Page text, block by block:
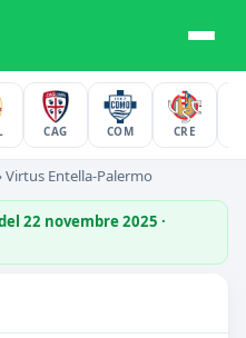
CAG COM CRE
Virtus Entella-Palermo
22 novembre 2025 ·